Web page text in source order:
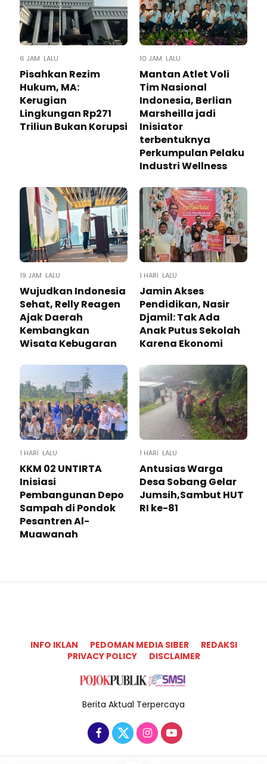
6 JAM LALU
Pisahkan Rezim
Hukum, MA:
Kerugian
Lingkungan Rp271
Triliun Bukan Korupsi
10 JAM LALU
Mantan Atlet Voli
Tim Nasional
Indonesia, Berlian
Marsheilla jadi
Inisiator
terbentuknya
Perkumpulan Pelaku
Industri Wellness
19 JAM LALU
Wujudkan Indonesia
Sehat, Relly Reagen
Ajak Daerah
Kembangkan
Wisata Kebugaran
1 HARI LALU
Jamin Akses
Pendidikan, Nasir
Djamil: Tak Ada
Anak Putus Sekolah
Karena Ekonomi
1 HARI LALU
KKM 02 UNTIRTA
Inisiasi
Pembangunan Depo
Sampah di Pondok
Pesantren Al-
Muawanah
1 HARI LALU
Antusias Warga
Desa Sobang Gelar
Jumsih,Sambut HUT
RI ke-81
INFO IKLAN PEDOMAN MEDIA SIBER
REDAKSI
PRIVACY POLICY
DISCLAIMER
Berita Aktual Terpercaya